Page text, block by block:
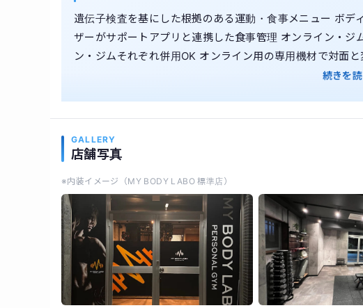
遺伝子検査を基にした根拠のある運動・食事メニュー ボ
ザーがサポートアプリと連携した食事管理 オンライン・
ン・ジムそれぞれ併用OK オンライン用の専用機材で対面
続きを
GALLERY
店舗写真
※内装イメージ（MY BODY LABO 標準店）